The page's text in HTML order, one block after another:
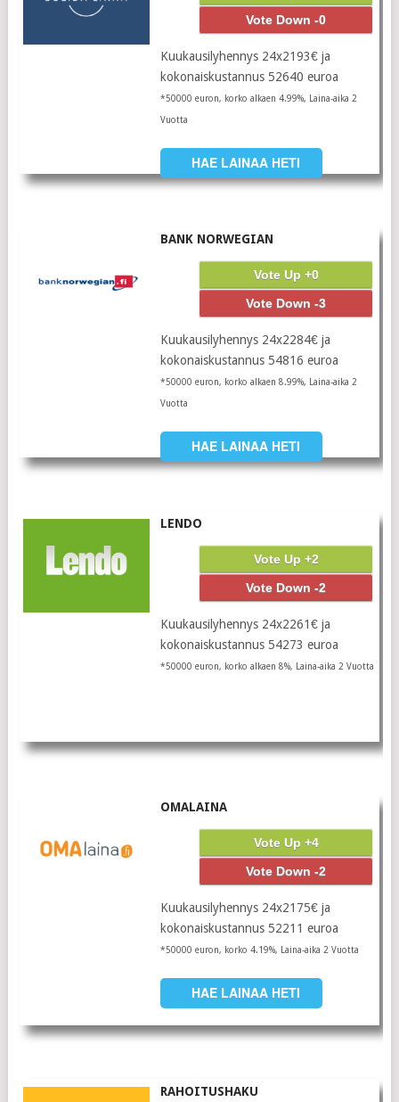
Vote Down -0
Kuukausilyhennys 24x2193€ ja
kokonaiskustannus 52640 euroa
*50000 euron, korko alkaen 4.99%, Laina-aika 2
Vuotta
HAE LAINAA HETI
BANK NORWEGIAN
Vote Up +0
Vote Down -3
Kuukausilyhennys 24x2284€ ja
kokonaiskustannus 54816 euroa
*50000 euron, korko alkaen 8.99%, Laina-aika 2
Vuotta
HAE LAINAA HETI
LENDO
Vote Up +2
Vote Down -2
Kuukausilyhennys 24x2261€ ja
kokonaiskustannus 54273 euroa
*50000 euron, korko alkaen 8%, Laina-aika 2 Vuotta
OMALAINA
Vote Up +4
Vote Down -2
Kuukausilyhennys 24x2175€ ja
kokonaiskustannus 52211 euroa
*50000 euron, korko 4.19%, Laina-aika 2 Vuotta
HAE LAINAA HETI
RAHOITUSHAKU